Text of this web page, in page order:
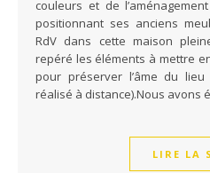
couleurs et de
positionnant ses anciens
RdV dans cette maison
repéré les éléments à mettre
pour préserver l’âme du
réalisé à distance).Nous avons
LIRE LA